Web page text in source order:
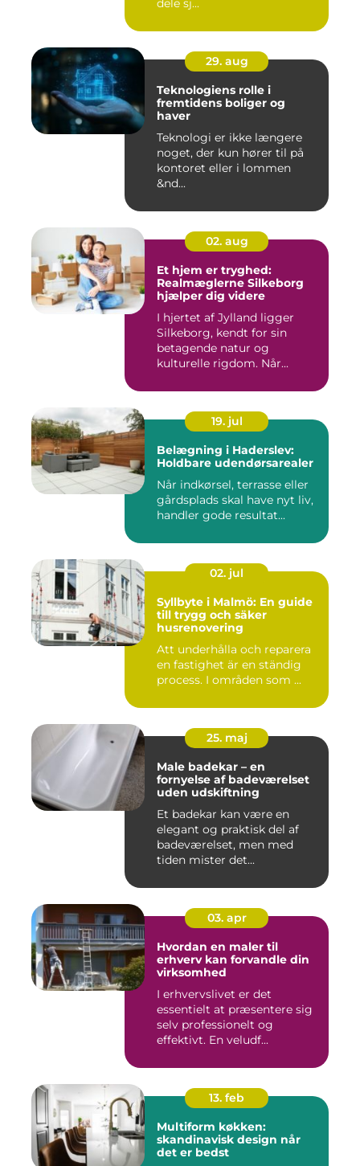
dele sj...
29. aug
Teknologiens rolle i
fremtidens boliger og
haver
Teknologi er ikke længere
noget, der kun hører til på
kontoret eller i lommen
&nd...
02. aug
Et hjem er tryghed:
Realmæglerne Silkeborg
hjælper dig videre
I hjertet af Jylland ligger
Silkeborg, kendt for sin
betagende natur og
kulturelle rigdom. Når...
19. jul
Belægning i Haderslev:
Holdbare udendørsarealer
Når indkørsel, terrasse eller
gårdsplads skal have nyt liv,
handler gode resultat...
02. jul
Syllbyte i Malmö: En guide
till trygg och säker
husrenovering
Att underhålla och reparera
en fastighet är en ständig
process. I områden som ...
25. maj
Male badekar – en
fornyelse af badeværelset
uden udskiftning
Et badekar kan være en
elegant og praktisk del af
badeværelset, men med
tiden mister det...
03. apr
Hvordan en maler til
erhverv kan forvandle din
virksomhed
I erhvervslivet er det
essentielt at præsentere sig
selv professionelt og
effektivt. En veludf...
13. feb
Multiform køkken:
skandinavisk design når
det er bedst